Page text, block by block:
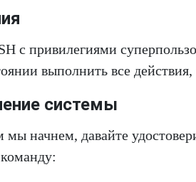
с привилегиями
выполнить все
системы
начнем, давайте